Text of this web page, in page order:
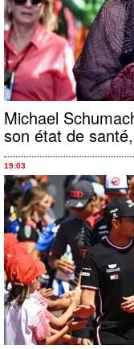
Michael
son état de
19:03